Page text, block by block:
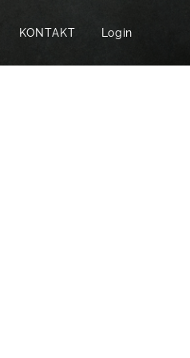
KONTAKT Login